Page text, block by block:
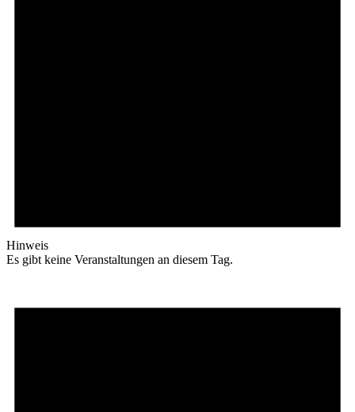
Hinweis
Es gibt keine Veranstaltungen an diesem Tag.